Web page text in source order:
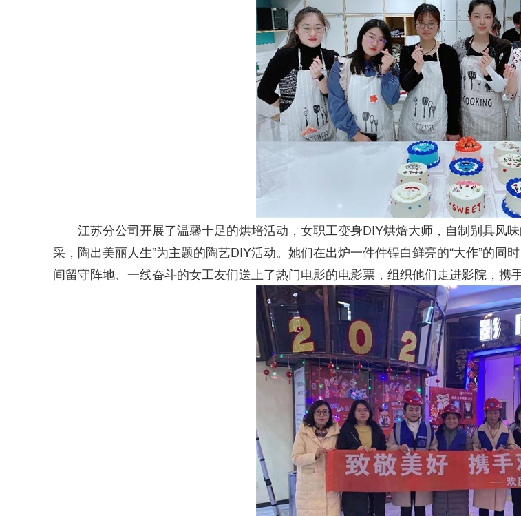
江苏分公司开展了温馨十足的烘培活动，女职工变身DIY烘焙大师，自制别具风
采，陶出美丽人生”为主题的陶艺DIY活动。她们在出炉一件件锃白鲜亮的“大作”的
间留守阵地、一线奋斗的女工友们送上了热门电影的电影票，组织他们走进影院，携